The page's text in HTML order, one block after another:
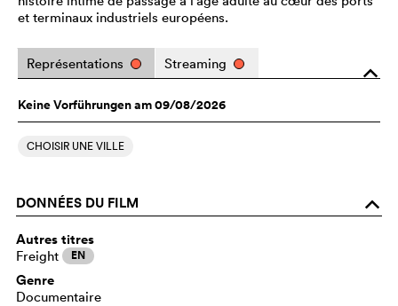
et terminaux industriels européens.
o
Représentations Streaming
Keine Vorführungen am 09/08/2026
CHOISIR UNE VILLE
DONNÉES DU FILM o
Autres titres
Freight EN
Genre
Documentaire